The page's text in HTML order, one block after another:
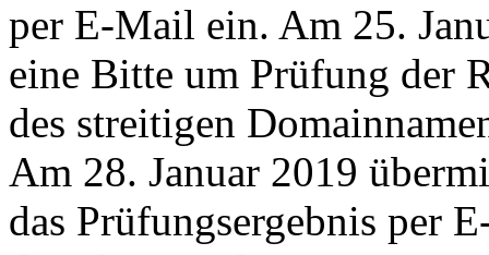
per E-Mail ein. Am 25.
eine Bitte um Prüfung der
des streitigen
Am 28. Januar 2019
das Prüfungsergebnis per